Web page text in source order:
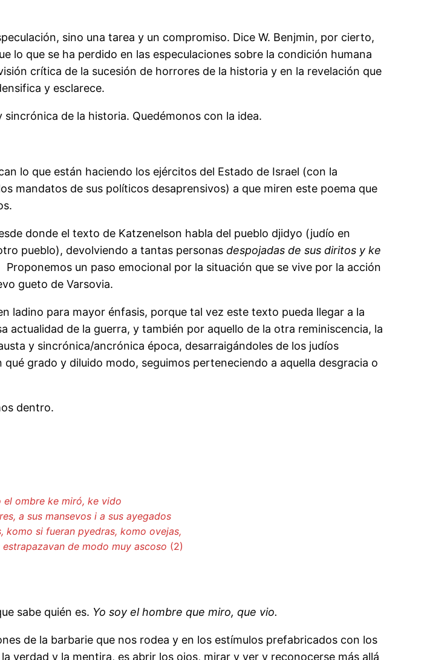
sino una tarea y un compromiso. Dice W. Benjmin, por cierto,
lo que se ha perdido en las especulaciones sobre la condición humana
crítica de la sucesión de horrores de la historia y en la revelación que
y esclarece.
de la historia. Quedémonos con la idea.
lo que están haciendo los ejércitos del Estado de Israel (con la
mandatos de sus políticos desaprensivos) a que miren este poema que
donde el texto de Katzenelson habla del pueblo djidyo (judío en
pueblo), devolviendo a tantas personas despojadas de sus diritos y ke
un paso emocional por la situación que se vive por la acción
gueto de Varsovia.
ladino para mayor énfasis, porque tal vez este texto pueda llegar a la
actualidad de la guerra, y también por aquello de la otra reminiscencia, la
y sincrónica/ancrónica época, desarraigándoles de los judíos
grado y diluido modo, seguimos perteneciendo a aquella desgracia o
dentro.
el ombre ke miró, ke vido
a sus mansevos i a sus ayegados
komo si fueran pyedras, komo ovejas,
de modo muy ascoso (2)
sabe quién es. Yo soy el hombre que miro, que vio.
de la barbarie que nos rodea y en los estímulos prefabricados con los
verdad y la mentira, es abrir los ojos, mirar y ver y reconocerse más allá